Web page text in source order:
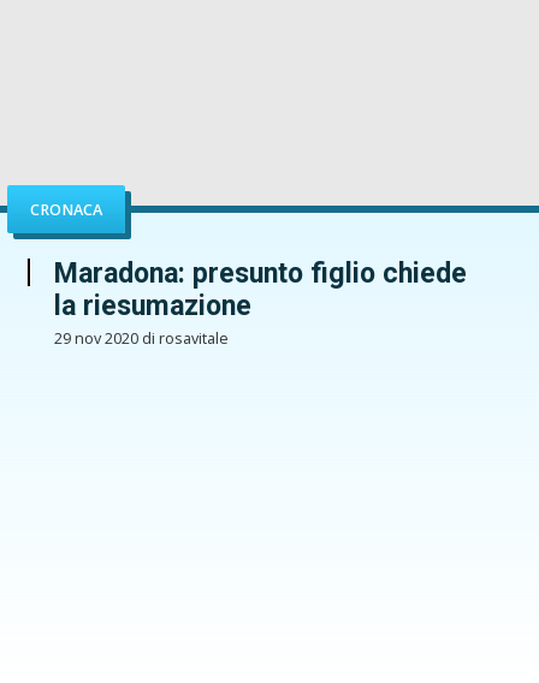
CRONACA
Maradona: presunto figlio chiede
la riesumazione
29 nov 2020 di rosavitale